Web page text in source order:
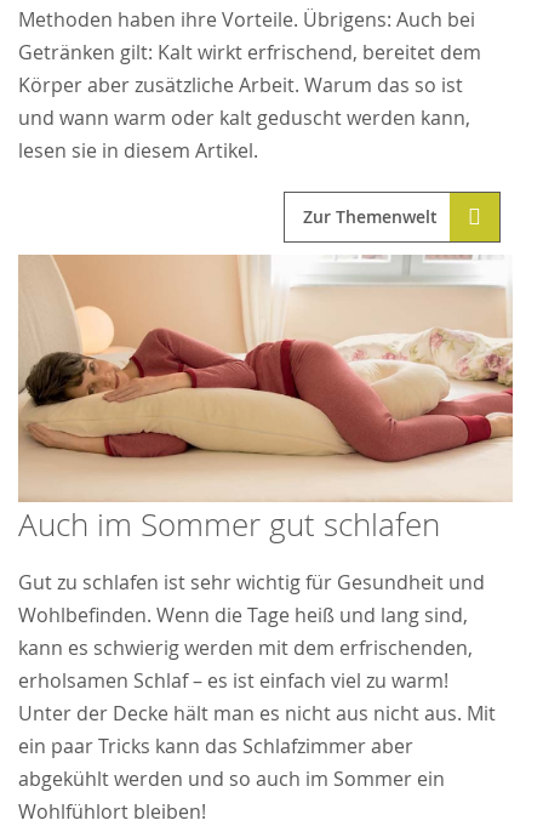
Methoden haben ihre Vorteile. Übrigens: Auch bei
Getränken gilt: Kalt wirkt erfrischend, bereitet dem
Körper aber zusätzliche Arbeit. Warum das so ist
und wann warm oder kalt geduscht werden kann,
lesen sie in diesem Artikel.
Zur Themenwelt
Auch im Sommer gut schlafen
Gut zu schlafen ist sehr wichtig für Gesundheit und
Wohlbefinden. Wenn die Tage heiß und lang sind,
kann es schwierig werden mit dem erfrischenden,
erholsamen Schlaf – es ist einfach viel zu warm!
Unter der Decke hält man es nicht aus nicht aus. Mit
ein paar Tricks kann das Schlafzimmer aber
abgekühlt werden und so auch im Sommer ein
Wohlfühlort bleiben!